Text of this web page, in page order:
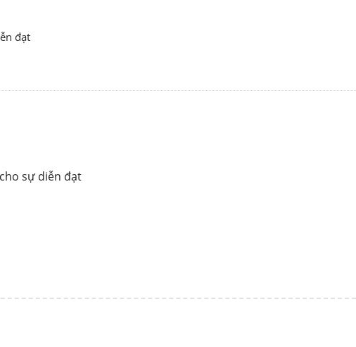
đạt
sự diễn đạt